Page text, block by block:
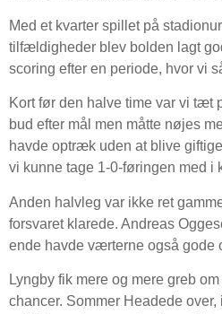
Med et kvarter spillet på
tilfældigheder blev bolden lagt
scoring efter en periode, hvor vi
Kort før den halve time var vi tæt
bud efter mål men måtte nøjes
havde optræk uden at blive
vi kunne tage 1-0-føringen med i
Anden halvleg var ikke ret
forsvaret klarede. Andreas
ende havde værterne også gode
Lyngby fik mere og mere greb
chancer. Sommer Headede